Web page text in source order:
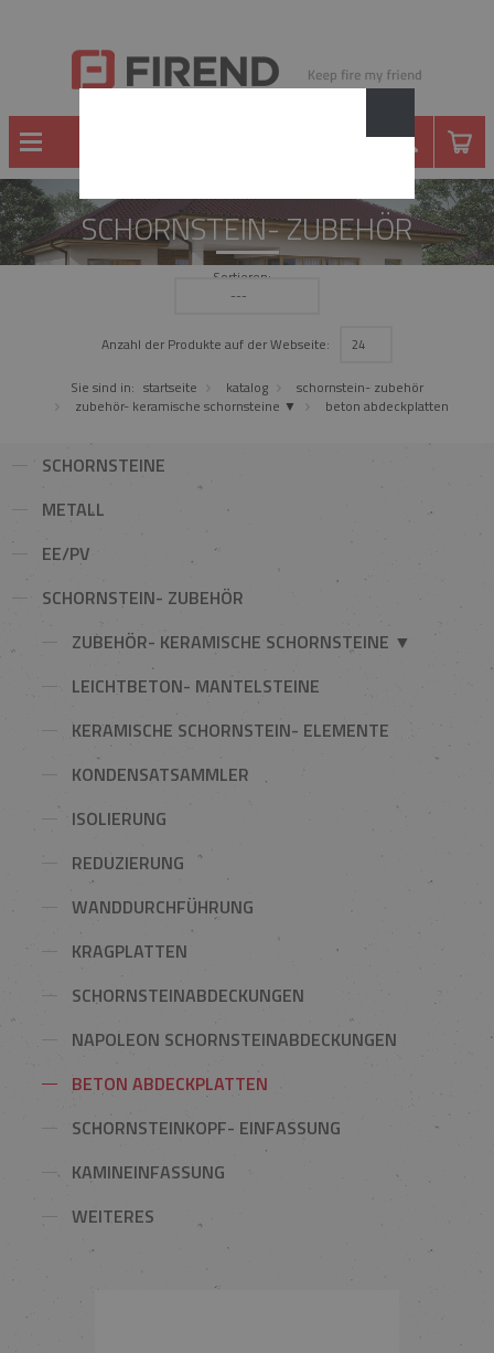
SCHORNSTEIN- ZUBEHÖR
Sortieren:
---
Anzahl der Produkte auf der Webseite: 24
Sie sind in: startseite katalog
schornstein- zubehör
zubehör- keramische schornsteine ▼
beton abdeckplatten
SCHORNSTEINE
METALL
EE/PV
SCHORNSTEIN- ZUBEHÖR
ZUBEHÖR- KERAMISCHE SCHORNSTEINE ▼
LEICHTBETON- MANTELSTEINE
KERAMISCHE SCHORNSTEIN- ELEMENTE
KONDENSATSAMMLER
ISOLIERUNG
REDUZIERUNG
WANDDURCHFÜHRUNG
KRAGPLATTEN
SCHORNSTEINABDECKUNGEN
NAPOLEON SCHORNSTEINABDECKUNGEN
BETON ABDECKPLATTEN
SCHORNSTEINKOPF- EINFASSUNG
KAMINEINFASSUNG
WEITERES